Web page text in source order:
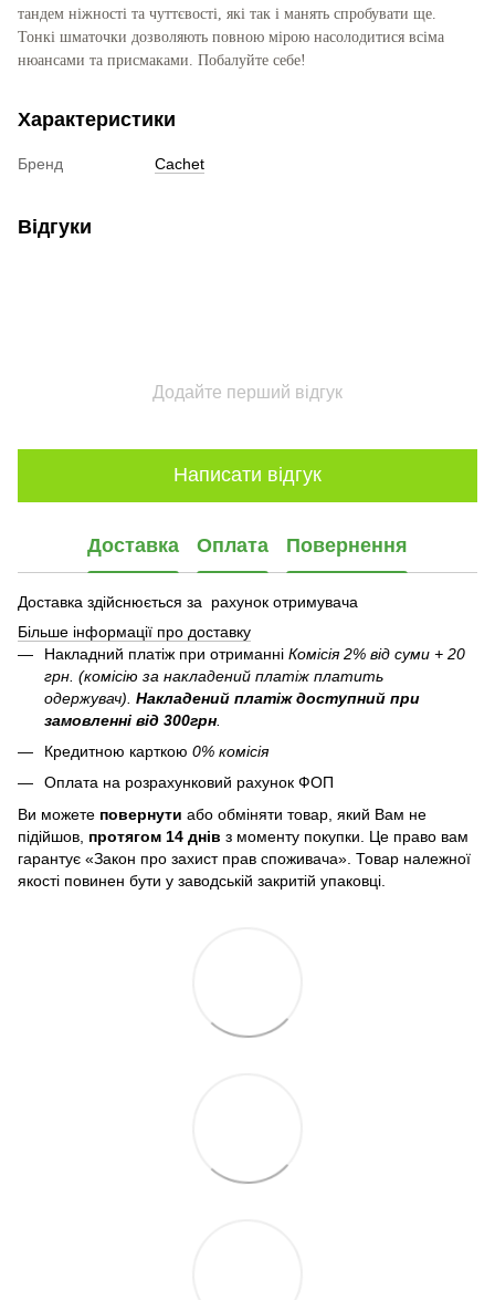
тандем ніжності та чуттєвості, які так і манять спробувати ще.
Тонкі шматочки дозволяють повною мірою насолодитися всіма
нюансами та присмаками. Побалуйте себе!
Характеристики
Бренд Cachet
Відгуки
Додайте перший відгук
Написати відгук
Доставка Оплата Повернення
Доставка здійснюється за рахунок отримувача
Більше інформації про доставку
Накладний платіж при отриманні Комісія 2% від суми + 20
грн. (комісію за накладений платіж платить
одержувач). Накладений платіж доступний при
замовленні від 300грн
Кредитною карткою 0% комісія
Оплата на розрахунковий рахунок ФОП
Ви можете повернути або обміняти товар, який Вам не
підійшов, протягом 14 днів з моменту покупки. Це право вам
гарантує «Закон про захист прав споживача». Товар належної
якості повинен бути у заводській закритій упаковці.